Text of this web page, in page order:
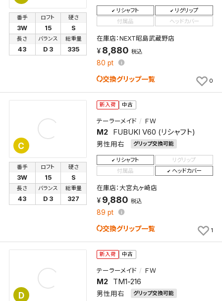
番手
3W
ロフト
15
硬さ
S
長さ
43
バランス
D 3
総重量
335
リシャフト
リグリップ
付属品
ヘッドカバー
在庫店：NEXT昭島武蔵野店
8,880 税込
80 pt
交換グリップ一覧 0
C
新入荷 中古
テーラーメイド ＦＷ
M2 FUBUKI V60 (リシャフト)
男性用右 グリップ交換可能
番手
3W
ロフト
15
硬さ
S
長さ
43
バランス
D 3
総重量
327
リシャフト
リグリップ
付属品
ヘッドカバー
在庫店：大宮丸ヶ崎店
9,880 税込
89 pt
交換グリップ一覧 1
D
新入荷 中古
テーラーメイド ＦＷ
M2 TM1-216
男性用右 グリップ交換可能